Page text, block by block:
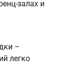
залах и
–
легко